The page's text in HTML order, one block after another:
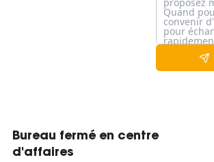
Bureau fermé en centre
d'affaires